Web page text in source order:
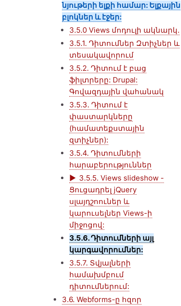
նյութերի ելքի համար: Ելքային
բլոկներ և էջեր:
3.5.0 Views մոդուլի ակնարկ.
3.5.1. Դիտումներ Զտիչներ և
տեսակավորում
3.5.2. Դիտում է բաց
ֆիլտրերը: Drupal:
Գովազդային վահանակ
3.5.3. Դիտում է
փաստարկները
(համատեքստային
զտիչներ):
3.5.4. Դիտումների
հարաբերություններ
3.5.5. Views slideshow -
Ցուցադրել jQuery
սլայդշոուներ և
կարուսելներ Views-ի
միջոցով:
3.5.6. Դիտումների այլ
կարգավորումներ:
3.5.7. Տվյալների
համախմբում
դիտումներում:
3.6. Webforms-ը հզոր